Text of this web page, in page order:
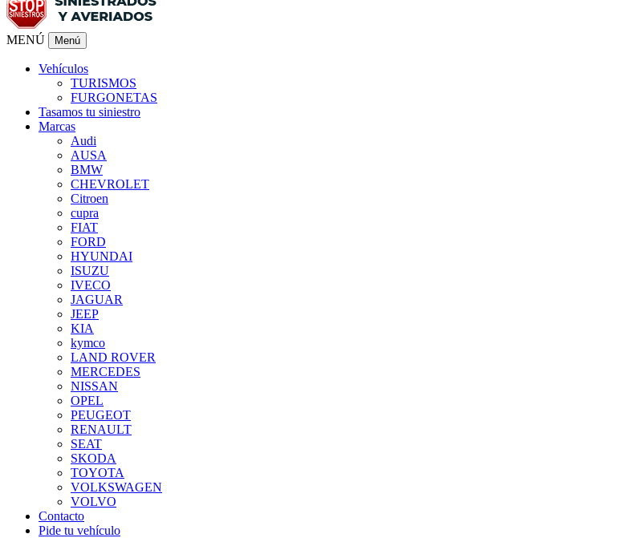
MENÚ Menú
Vehículos
TURISMOS
FURGONETAS
Tasamos tu siniestro
Marcas
Audi
AUSA
BMW
CHEVROLET
Citroen
cupra
FIAT
FORD
HYUNDAI
ISUZU
IVECO
JAGUAR
JEEP
KIA
kymco
LAND ROVER
MERCEDES
NISSAN
OPEL
PEUGEOT
RENAULT
SEAT
SKODA
TOYOTA
VOLKSWAGEN
VOLVO
Contacto
Pide tu vehículo